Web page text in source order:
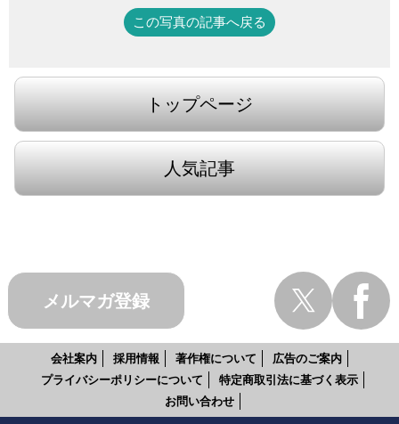
この写真の記事へ戻る
トップページ
人気記事
メルマガ登録
会社案内 採用情報 著作権について
広告のご案内
プライバシーポリシーについて
特定商取引法に基づく表示
お問い合わせ